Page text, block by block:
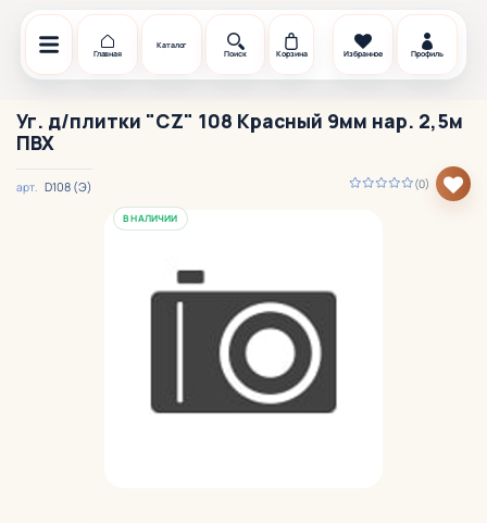
Главная
Каталог
Поиск
Корзина Избранное Профиль
Уг. д/плитки "CZ" 108 Красный 9мм нар. 2,5м
ПВХ
(0)
арт. D108 (Э)
В НАЛИЧИИ